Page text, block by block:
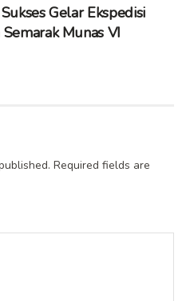
Gelar Ekspedisi
Munas VI
Required fields are